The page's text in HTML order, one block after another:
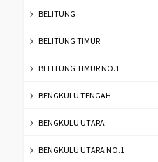
BELITUNG
BELITUNG TIMUR
BELITUNG TIMUR NO.1
BENGKULU TENGAH
BENGKULU UTARA
BENGKULU UTARA NO.1